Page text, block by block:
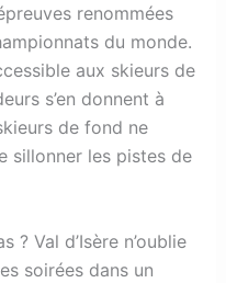
renommées
du monde.
aux skieurs de
s’en donnent à
de fond ne
sillonner les pistes de
? Val d’Isère n’oublie
soirées dans un